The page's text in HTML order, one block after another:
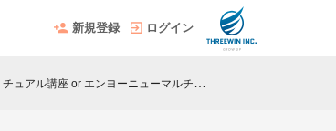
新規登録 ログイン
アル講座 or エンヨーニューマルチクロス